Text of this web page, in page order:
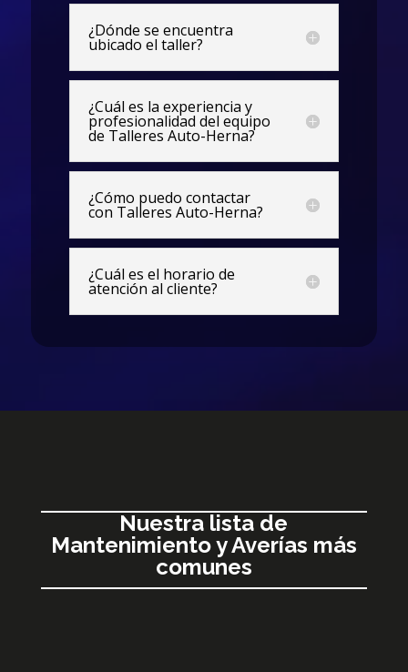
¿Dónde se encuentra
ubicado el taller?
¿Cuál es la experiencia y
profesionalidad del equipo
de Talleres Auto-Herna?
¿Cómo puedo contactar
con Talleres Auto-Herna?
¿Cuál es el horario de
atención al cliente?
Nuestra lista de
Mantenimiento y Averías más
comunes